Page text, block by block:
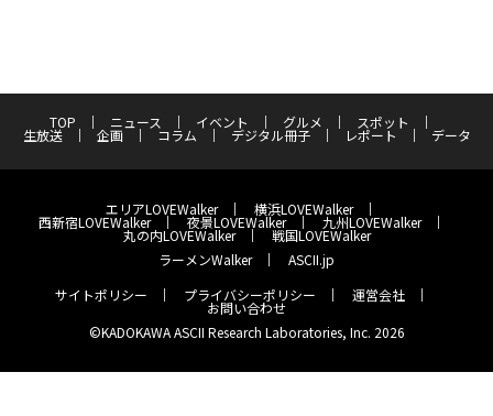
TOP ニュース イベント グルメ スポット
生放送 企画 コラム デジタル冊子 レポート データ
エリアLOVEWalker 横浜LOVEWalker
西新宿LOVEWalker 夜景LOVEWalker 九州LOVEWalker
丸の内LOVEWalker
戦国LOVEWalker
ラーメンWalker
ASCII.jp
サイトポリシー
プライバシーポリシー 運営会社
お問い合わせ
©KADOKAWA ASCII Research Laboratories, Inc. 2026